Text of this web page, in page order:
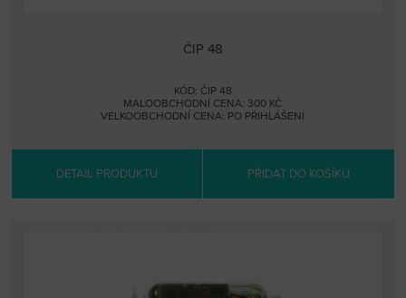
ČIP 48
KÓD: ČIP 48
MALOOBCHODNÍ CENA: 300 KČ
VELKOOBCHODNÍ CENA: PO PŘIHLÁŠENÍ
DETAIL PRODUKTU PŘIDAT DO KOŠÍKU